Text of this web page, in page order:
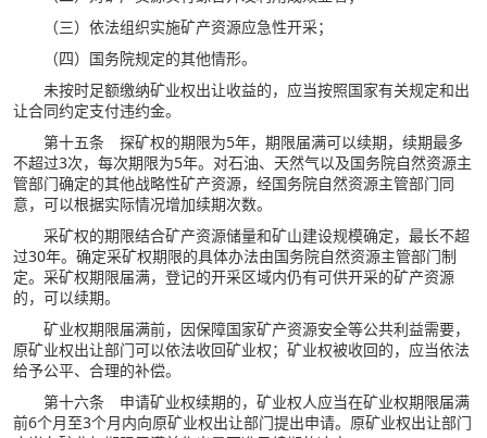
（三）依法组织实施矿产资源应急性开采；
（四）国务院规定的其他情形。
未按时足额缴纳矿业权出让收益的，应当按照国家有关规定和出
让合同约定支付违约金。
第十五条 探矿权的期限为5年，期限届满可以续期，续期最多
不超过3次，每次期限为5年。对石油、天然气以及国务院自然资源主
管部门确定的其他战略性矿产资源，经国务院自然资源主管部门同
意，可以根据实际情况增加续期次数。
采矿权的期限结合矿产资源储量和矿山建设规模确定，最长不超
过30年。确定采矿权期限的具体办法由国务院自然资源主管部门制
定。采矿权期限届满，登记的开采区域内仍有可供开采的矿产资源
的，可以续期。
矿业权期限届满前，因保障国家矿产资源安全等公共利益需要，
原矿业权出让部门可以依法收回矿业权；矿业权被收回的，应当依法
给予公平、合理的补偿。
第十六条 申请矿业权续期的，矿业权人应当在矿业权期限届满
前6个月至3个月内向原矿业权出让部门提出申请。原矿业权出让部门